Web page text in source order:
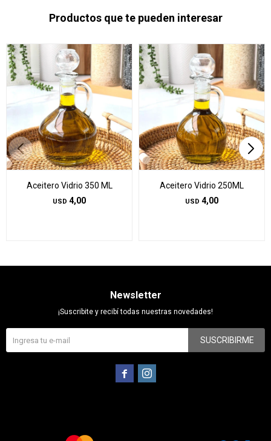
Productos que te pueden interesar
Aceitero Vidrio 350 ML
USD 4,00
Aceitero Vidrio 250ML
USD 4,00
Newsletter
¡Suscribite y recibí todas nuestras novedades!
SUSCRIBIRME
 